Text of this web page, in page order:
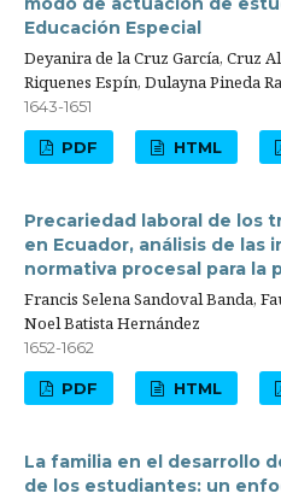
Educación Especial
Deyanira de la Cruz García, Cruz
Riquenes Espín, Dulayna Pineda
1643-1651
PDF HTML
Precariedad laboral de los
en Ecuador, análisis de las
normativa procesal para la
Francis Selena Sandoval Banda,
Noel Batista Hernández
1652-1662
PDF HTML
La familia en el desarrollo
de los estudiantes: un